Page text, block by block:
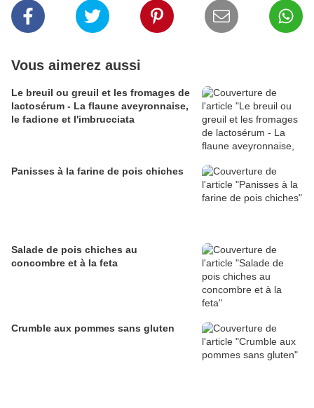
Vous aimerez aussi
Le breuil ou greuil et les fromages de
lactosérum - La flaune aveyronnaise,
le fadione et l'imbrucciata
Panisses à la farine de pois chiches
Salade de pois chiches au
concombre et à la feta
Crumble aux pommes sans gluten